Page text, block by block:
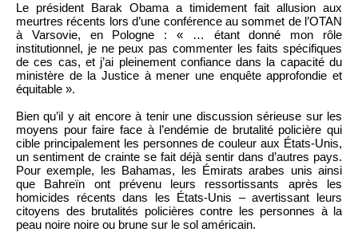
Le président Barak Obama a timidement fait allusion aux
meurtres récents lors d’une conférence au sommet de l’OTAN
à Varsovie, en Pologne : « … étant donné mon rôle
institutionnel, je ne peux pas commenter les faits spécifiques
de ces cas, et j’ai pleinement confiance dans la capacité du
ministère de la Justice à mener une enquête approfondie et
équitable ».
Bien qu’il y ait encore à tenir une discussion sérieuse sur les
moyens pour faire face à l’endémie de brutalité policière qui
cible principalement les personnes de couleur aux États-Unis,
un sentiment de crainte se fait déjà sentir dans d’autres pays.
Pour exemple, les Bahamas, les Émirats arabes unis ainsi
que Bahreïn ont prévenu leurs ressortissants après les
homicides récents dans les États-Unis – avertissant leurs
citoyens des brutalités policières contre les personnes à la
peau noire noire ou brune sur le sol américain.